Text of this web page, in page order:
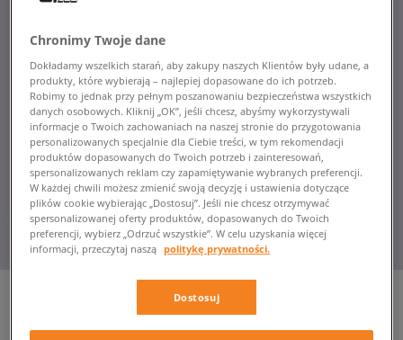
Chronimy Twoje dane
Dokładamy wszelkich starań, aby zakupy naszych Klientów były udane, a
produkty, które wybierają – najlepiej dopasowane do ich potrzeb.
Robimy to jednak przy pełnym poszanowaniu bezpieczeństwa wszystkich
danych osobowych. Kliknij „OK”, jeśli chcesz, abyśmy wykorzystywali
informacje o Twoich zachowaniach na naszej stronie do przygotowania
personalizowanych specjalnie dla Ciebie treści, w tym rekomendacji
produktów dopasowanych do Twoich potrzeb i zainteresowań,
spersonalizowanych reklam czy zapamiętywanie wybranych preferencji.
W każdej chwili możesz zmienić swoją decyzję i ustawienia dotyczące
plików cookie wybierając „Dostosuj”. Jeśli nie chcesz otrzymywać
spersonalizowanej oferty produktów, dopasowanych do Twoich
preferencji, wybierz „Odrzuć wszystkie”. W celu uzyskania więcej
informacji, przeczytaj naszą politykę prywatności.
Dostosuj